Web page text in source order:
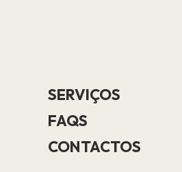
SERVIÇOS
FAQS
CONTACTOS